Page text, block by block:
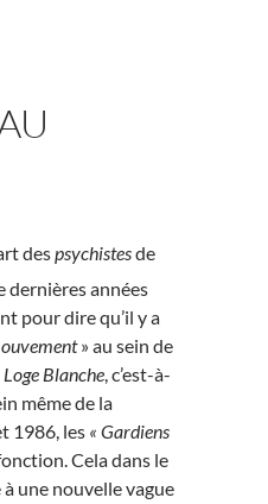
despsychistesde
dernières années
pour dire qu’il y a
» au sein de
Blanche, c’est-à-
même de la
1986, les « Gardiens
Cela dans le
à une nouvelle vague